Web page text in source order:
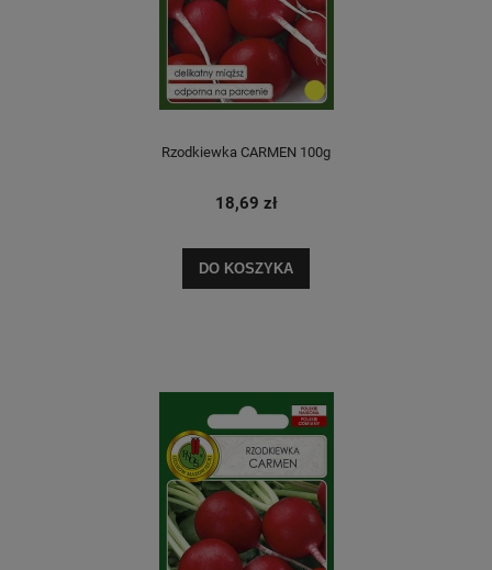
Rzodkiewka CARMEN 100g
18,69 zł
DO KOSZYKA